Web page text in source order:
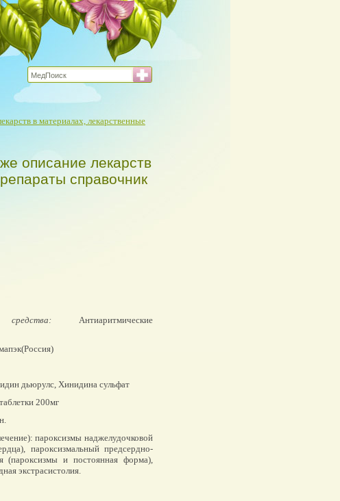
в материалах, лекарственные
описание лекарств
справочник
Антиаритмические
дьюрулс, Хинидина сульфат
200мг
пароксизмы наджелудочковой
пароксизмальный предсердно-
(пароксизмы и постоянная форма),
экстрасистолия.